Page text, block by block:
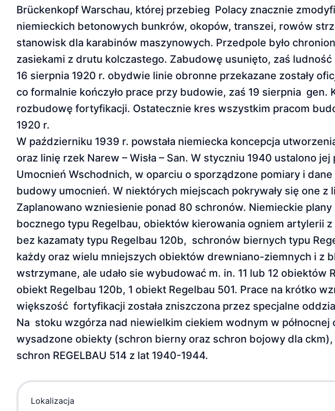
Brückenkopf Warschau, której przebieg Polacy znacznie
niemieckich betonowych bunkrów, okopów, transzei, rowów
stanowisk dla karabinów maszynowych. Przedpole było
zasiekami z drutu kolczastego. Zabudowę usunięto, zaś
16 sierpnia 1920 r. obydwie linie obronne przekazane zostały
co formalnie kończyło prace przy budowie, zaś 19 sierpnia gen.
rozbudowę fortyfikacji. Ostatecznie kres wszystkim pracom
1920 r.
W październiku 1939 r. powstała niemiecka koncepcja
oraz linię rzek Narew – Wisła – San. W styczniu 1940 ustalono
Umocnień Wschodnich, w oparciu o sporządzone pomiary i dane
budowy umocnień. W niektórych miejscach pokrywały się one z
Zaplanowano wzniesienie ponad 80 schronów. Niemieckie
bocznego typu Regelbau, obiektów kierowania ogniem artylerii z
bez kazamaty typu Regelbau 120b, schronów biernych typu
każdy oraz wielu mniejszych obiektów drewniano-ziemnych i z
wstrzymane, ale udało sie wybudować m. in. 11 lub 12 obiektów
obiekt Regelbau 120b, 1 obiekt Regelbau 501. Prace na krótko
większość fortyfikacji została zniszczona przez specjalne
Na stoku wzgórza nad niewielkim ciekiem wodnym w
wysadzone obiekty (schron bierny oraz schron bojowy dla
schron REGELBAU 514 z lat 1940-1944.
Lokalizacja